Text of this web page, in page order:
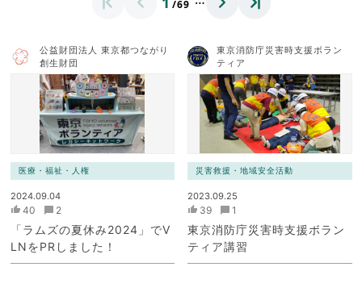
/69
公益財団法人 東京都つながり
創生財団
医療・福祉・人権
2024.09.04
40 2
「ラムズの夏休み2024」でV
LNをPRしました！
東京消防庁災害時支援ボラン
ティア
災害救援・地域安全活動
2023.09.25
39 1
東京消防庁災害時支援ボラン
ティア講習